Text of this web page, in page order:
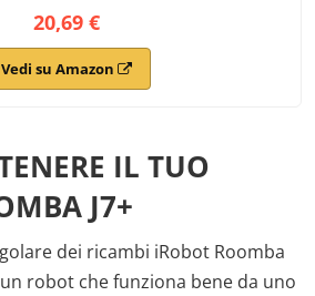
Gomma per la Pulizia dei Bordi, 4
Filtro
20,69 €
Vedi su Amazon
IL TUO
J7+
dei ricambi iRobot Roomba
robot che funziona bene da uno